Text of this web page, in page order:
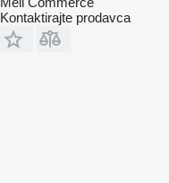
Kontaktirajte prodavca